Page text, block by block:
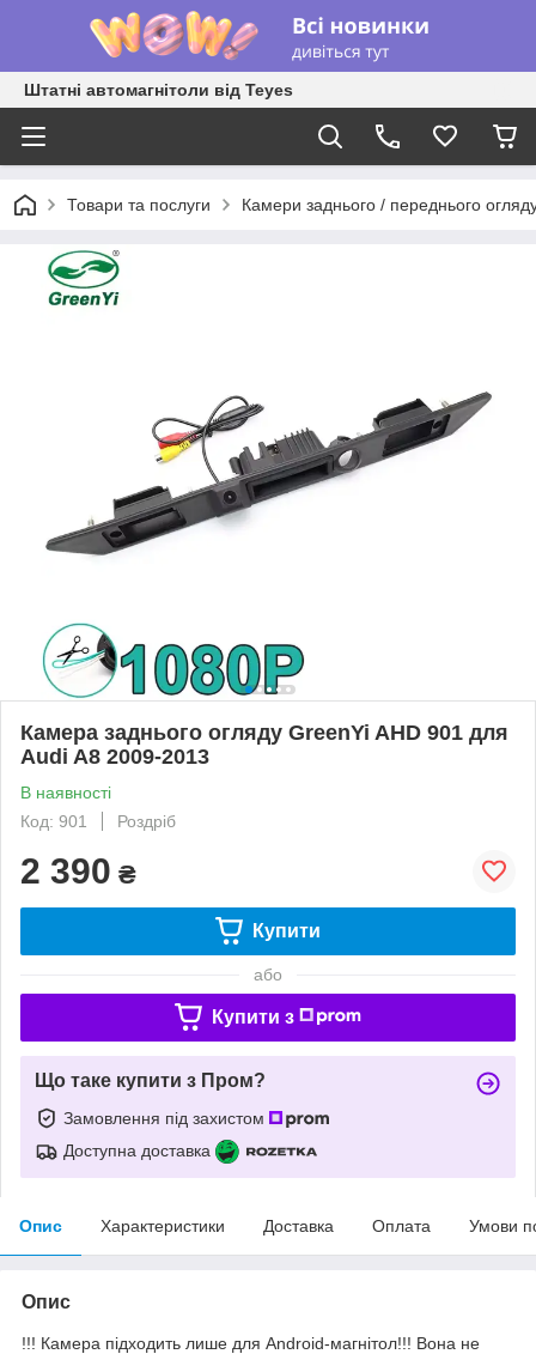
Штатні автомагнітоли від Teyes
Товари та послуги Камери заднього / переднього
Камера заднього огляду GreenYi AHD 901 для
Audi A8 2009-2013
В наявності
Код: 901
Роздріб
2 390 ₴
Купити
або
Купити з
Що таке купити з Пром?
Замовлення під захистом
Доступна доставка
Опис Характеристики Доставка Оплата Умови
Опис
!!! Камера підходить лише для Android-магнітол!!! Вона не